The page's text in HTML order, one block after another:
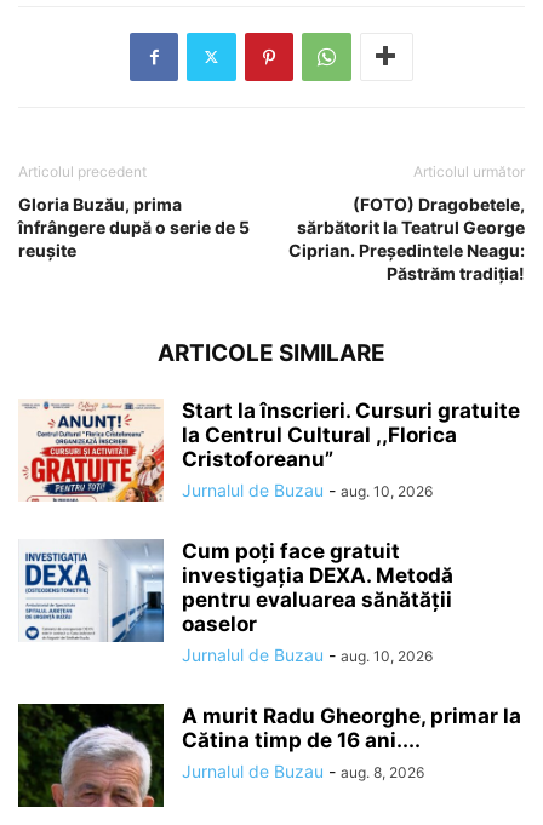
Articolul precedent
Gloria Buzău, prima
înfrângere după o serie de 5
reușite
Articolul următor
(FOTO) Dragobetele,
sărbătorit la Teatrul George
Ciprian. Președintele Neagu:
Păstrăm tradiția!
ARTICOLE SIMILARE
Start la înscrieri. Cursuri gratuite
la Centrul Cultural ,,Florica
Cristoforeanu”
Jurnalul de Buzau - aug. 10, 2026
Cum poți face gratuit
investigația DEXA. Metodă
pentru evaluarea sănătății
oaselor
Jurnalul de Buzau - aug. 10, 2026
A murit Radu Gheorghe, primar la
Cătina timp de 16 ani....
Jurnalul de Buzau - aug. 8, 2026